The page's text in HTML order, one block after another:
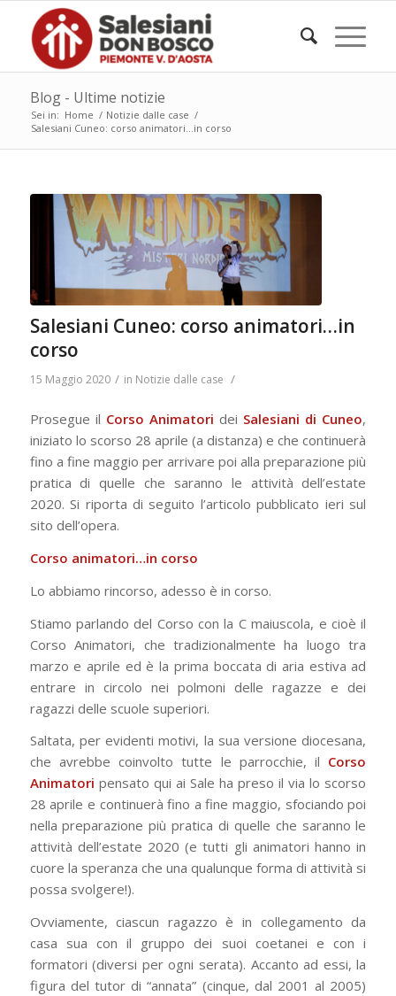
Blog - Ultime notizie
Sei in: Home / Notizie dalle case /
Salesiani Cuneo: corso animatori…in corso
Salesiani Cuneo: corso animatori…in
corso
15 Maggio 2020 / in Notizie dalle case /
Prosegue il Corso Animatori dei Salesiani di Cuneo,
iniziato lo scorso 28 aprile (a distanza) e che continuerà
fino a fine maggio per arrivare poi alla preparazione più
pratica di quelle che saranno le attività dell’estate
2020. Si riporta di seguito l’articolo pubblicato ieri sul
sito dell’opera.
Corso animatori…in corso
Lo abbiamo rincorso, adesso è in corso.
Stiamo parlando del Corso con la C maiuscola, e cioè il
Corso Animatori, che tradizionalmente ha luogo tra
marzo e aprile ed è la prima boccata di aria estiva ad
entrare in circolo nei polmoni delle ragazze e dei
ragazzi delle scuole superiori.
Saltata, per evidenti motivi, la sua versione diocesana,
che avrebbe coinvolto tutte le parrocchie, il Corso
Animatori pensato qui ai Sale ha preso il via lo scorso
28 aprile e continuerà fino a fine maggio, sfociando poi
nella preparazione più pratica di quelle che saranno le
attività dell’estate 2020 (e tutti gli animatori hanno in
cuore la speranza che una qualunque forma di attività si
possa svolgere!).
Ovviamente, ciascun ragazzo è in collegamento da
casa sua con il gruppo dei suoi coetanei e con i
formatori (diversi per ogni serata). Accanto ad essi, la
figura del tutor di “annata” (cinque, dal 2001 al 2005)